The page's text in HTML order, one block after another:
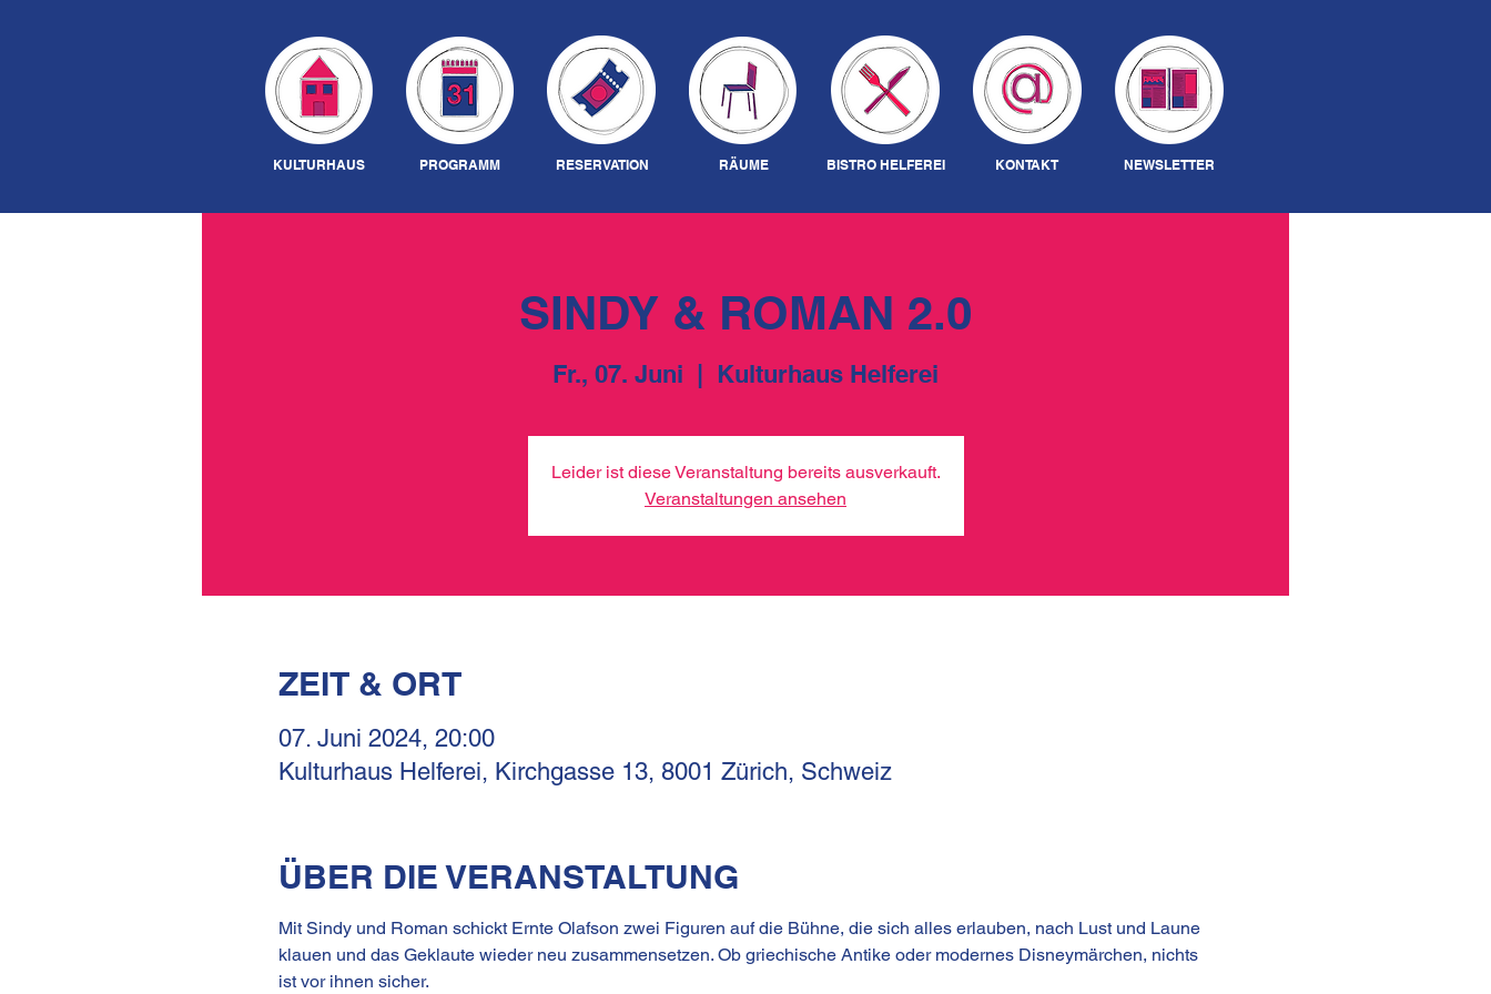
SINDY & ROMAN 2.0
Fr., 07. Juni
  |
Kulturhaus Helferei
Leider ist diese Veranstaltung bereits ausverkauft.
Veranstaltungen ansehen
ZEIT & ORT
07. Juni 2024, 20:00
Kulturhaus Helferei, Kirchgasse 13, 8001 Zürich, Schweiz
ÜBER DIE VERANSTALTUNG
Mit Sindy und Roman schickt Ernte Olafson zwei Figuren auf die Bühne, die sich alles erlauben, nach Lust und Laune
klauen und das Geklaute wieder neu zusammensetzen. Ob griechische Antike oder modernes Disneymärchen, nichts
ist vor ihnen sicher.
KULTURHAUS PROGRAMM RESERVATION RÄUME BISTRO HELFEREI KONTAKT NEWSLETTER